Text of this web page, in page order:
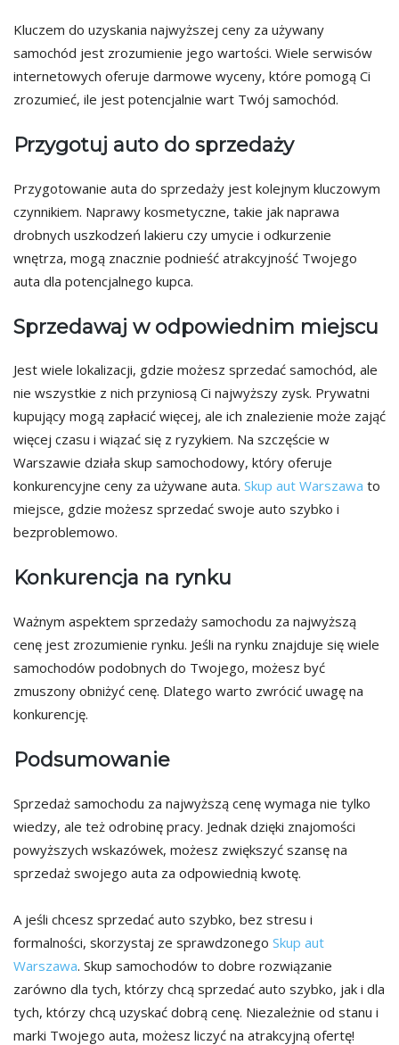
Kluczem do uzyskania najwyższej ceny za używany
samochód jest zrozumienie jego wartości. Wiele serwisów
internetowych oferuje darmowe wyceny, które pomogą Ci
zrozumieć, ile jest potencjalnie wart Twój samochód.
Przygotuj auto do sprzedaży
Przygotowanie auta do sprzedaży jest kolejnym kluczowym
czynnikiem. Naprawy kosmetyczne, takie jak naprawa
drobnych uszkodzeń lakieru czy umycie i odkurzenie
wnętrza, mogą znacznie podnieść atrakcyjność Twojego
auta dla potencjalnego kupca.
Sprzedawaj w odpowiednim miejscu
Jest wiele lokalizacji, gdzie możesz sprzedać samochód, ale
nie wszystkie z nich przyniosą Ci najwyższy zysk. Prywatni
kupujący mogą zapłacić więcej, ale ich znalezienie może zająć
więcej czasu i wiązać się z ryzykiem. Na szczęście w
Warszawie działa skup samochodowy, który oferuje
konkurencyjne ceny za używane auta. Skup aut Warszawa to
miejsce, gdzie możesz sprzedać swoje auto szybko i
bezproblemowo.
Konkurencja na rynku
Ważnym aspektem sprzedaży samochodu za najwyższą
cenę jest zrozumienie rynku. Jeśli na rynku znajduje się wiele
samochodów podobnych do Twojego, możesz być
zmuszony obniżyć cenę. Dlatego warto zwrócić uwagę na
konkurencję.
Podsumowanie
Sprzedaż samochodu za najwyższą cenę wymaga nie tylko
wiedzy, ale też odrobinę pracy. Jednak dzięki znajomości
powyższych wskazówek, możesz zwiększyć szansę na
sprzedaż swojego auta za odpowiednią kwotę.
A jeśli chcesz sprzedać auto szybko, bez stresu i
formalności, skorzystaj ze sprawdzonego Skup aut
Warszawa. Skup samochodów to dobre rozwiązanie
zarówno dla tych, którzy chcą sprzedać auto szybko, jak i dla
tych, którzy chcą uzyskać dobrą cenę. Niezależnie od stanu i
marki Twojego auta, możesz liczyć na atrakcyjną ofertę!